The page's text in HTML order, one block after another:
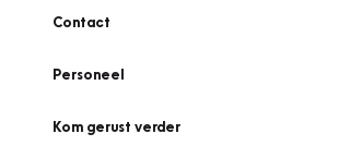
Contact
Personeel
Kom gerust verder